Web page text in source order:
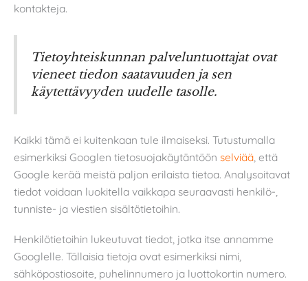
kontakteja.
Tietoyhteiskunnan palveluntuottajat ovat
vieneet tiedon saatavuuden ja sen
käytettävyyden uudelle tasolle.
Kaikki tämä ei kuitenkaan tule ilmaiseksi. Tutustumalla
esimerkiksi Googlen tietosuojakäytäntöön selviää, että
Google kerää meistä paljon erilaista tietoa. Analysoitavat
tiedot voidaan luokitella vaikkapa seuraavasti henkilö-,
tunniste- ja viestien sisältötietoihin.
Henkilötietoihin lukeutuvat tiedot, jotka itse annamme
Googlelle. Tällaisia tietoja ovat esimerkiksi nimi,
sähköpostiosoite, puhelinnumero ja luottokortin numero.